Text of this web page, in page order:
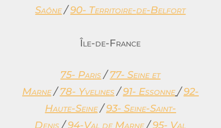
Saône / 90- Territoire-de-Belfort
Île-de-France
75- Paris / 77- Seine et
Marne / 78- Yvelines/ 91- Essonne / 92-
Haute-Seine / 93- Seine-Saint-
Denis / 94-Val de Marne / 95- Val